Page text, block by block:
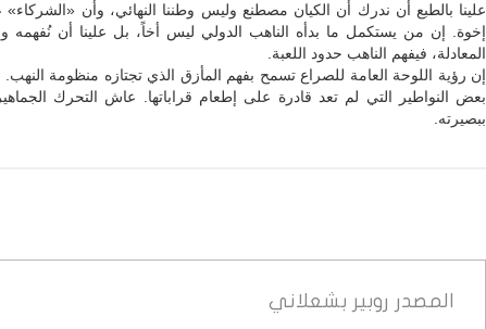
علينا بالطبع أن ندرك أن الكيان مصطنع وليس وطننا النهائي، وأن «الشركاء»
إخوة. إن من يستكمل ما بدأه الناهب الدولي ليس أخاً، بل علينا أن نُفهمه
المعادلة، فيفهم الناهب حدود اللعبة.
إن رؤية اللوحة العامة للصراع تسمح بفهم المأزق الذي تجتازه منظومة النهب.
بعض النواطير التي لم تعد قادرة على إطعام قراباتها. عاش التحرك
ببصيرته.
المصدر روبير بشعلاني